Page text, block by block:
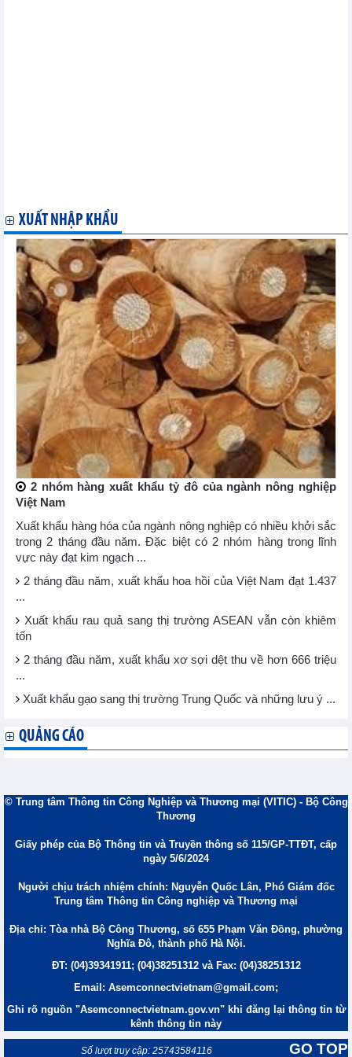
XUẤT NHẬP KHẨU
2 nhóm hàng xuất khẩu tỷ đô của ngành nông nghiệp
Việt Nam
Xuất khẩu hàng hóa của ngành nông nghiệp có nhiều khởi sắc
trong 2 tháng đầu năm. Đặc biệt có 2 nhóm hàng trong lĩnh
vực này đạt kim ngạch ...
2 tháng đầu năm, xuất khẩu hoa hồi của Việt Nam đạt 1.437
...
Xuất khẩu rau quả sang thị trường ASEAN vẫn còn khiêm
tốn
2 tháng đầu năm, xuất khẩu xơ sợi dệt thu về hơn 666 triệu
...
Xuất khẩu gạo sang thị trường Trung Quốc và những lưu ý ...
QUẢNG CÁO
© Trung tâm Thông tin Công Nghiệp và Thương mại (VITIC) - Bộ Công
Thương
Giấy phép của Bộ Thông tin và Truyền thông số 115/GP-TTĐT, cấp
ngày 5/6/2024
Người chịu trách nhiệm chính: Nguyễn Quốc Lân, Phó Giám đốc
Trung tâm Thông tin Công nghiệp và Thương mại
Địa chỉ: Tòa nhà Bộ Công Thương, số 655 Phạm Văn Đồng, phường
Nghĩa Đô, thành phố Hà Nội.
ĐT: (04)39341911; (04)38251312 và Fax: (04)38251312
Email: Asemconnectvietnam@gmail.com;
Ghi rõ nguồn "Asemconnectvietnam.gov.vn" khi đăng lại thông tin từ
kênh thông tin này
GO TOP
Số lượt truy cập: 25743584116